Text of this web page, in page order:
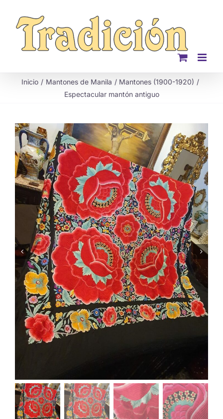
contenido
Inicio Mantones de Manila
Mantones (1900-1920)
Espectacular mantón antiguo